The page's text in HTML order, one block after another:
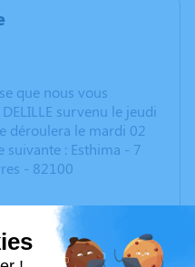
que nous vous
survenu le jeudi
déroulera le mardi 02
suivante : Esthima - 7
- 82100
espace pour laisser
photos souvenirs, une
à travers des